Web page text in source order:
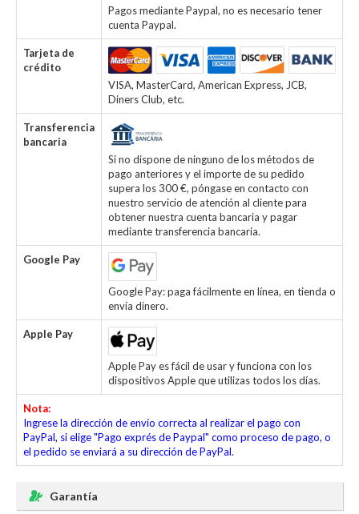
Pagos mediante Paypal, no es necesario tener
cuenta Paypal.
Tarjeta de
crédito
VISA, MasterCard, American Express, JCB,
Diners Club, etc.
Transferencia
bancaria
Si no dispone de ninguno de los métodos de
pago anteriores y el importe de su pedido
supera los 300 €, póngase en contacto con
nuestro servicio de atención al cliente para
obtener nuestra cuenta bancaria y pagar
mediante transferencia bancaria.
Google Pay
Google Pay: paga fácilmente en línea, en tienda o
envía dinero.
Apple Pay
Apple Pay es fácil de usar y funciona con los
dispositivos Apple que utilizas todos los días.
Nota:
Ingrese la dirección de envío correcta al realizar el pago con
PayPal, si elige "Pago exprés de Paypal" como proceso de pago, o
el pedido se enviará a su dirección de PayPal.
Garantía